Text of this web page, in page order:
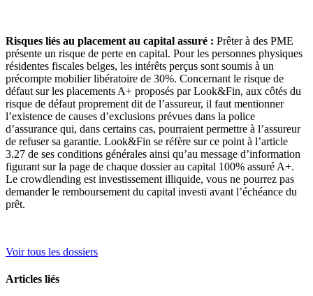
Risques liés au placement au capital assuré : Prêter à des PME
présente un risque de perte en capital. Pour les personnes physiques
résidentes fiscales belges, les intérêts perçus sont soumis à un
précompte mobilier libératoire de 30%. Concernant le risque de
défaut sur les placements A+ proposés par Look&Fin, aux côtés du
risque de défaut proprement dit de l’assureur, il faut mentionner
l’existence de causes d’exclusions prévues dans la police
d’assurance qui, dans certains cas, pourraient permettre à l’assureur
de refuser sa garantie. Look&Fin se réfère sur ce point à l’article
3.27 de ses conditions générales ainsi qu’au message d’information
figurant sur la page de chaque dossier au capital 100% assuré A+.
Le crowdlending est investissement illiquide, vous ne pourrez pas
demander le remboursement du capital investi avant l’échéance du
prêt.
Voir tous les dossiers
Articles liés